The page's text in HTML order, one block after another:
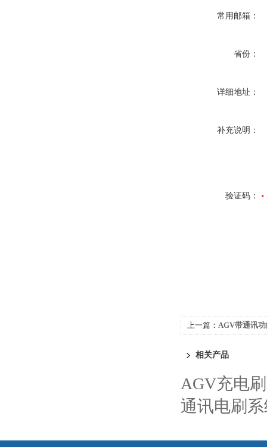
常用邮箱：
省份：
详细地址：
补充说明：
验证码：
上一篇： AGV带通讯
相关产品
AGV充电
通讯电刷